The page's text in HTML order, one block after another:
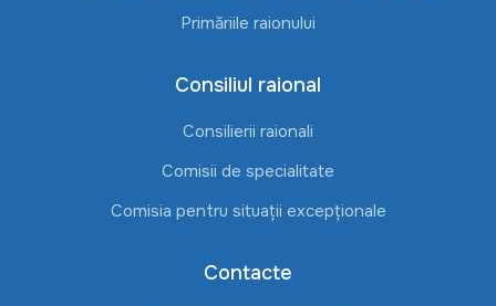
Primăriile raionului
Consiliul raional
Consilierii raionali
Comisii de specialitate
Comisia pentru situații excepționale
Contacte